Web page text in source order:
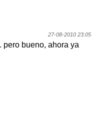
27-08-2010 23:05
pero bueno, ahora ya